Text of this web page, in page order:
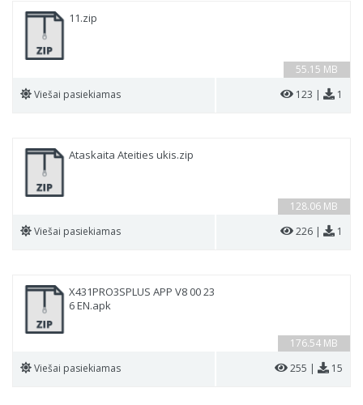
55.15 MB
11.zip
Viešai pasiekiamas 123 | 1
128.06 MB
Ataskaita Ateities ukis.zip
Viešai pasiekiamas 226 | 1
176.54 MB
X431PRO3SPLUS APP V8 00 23
6 EN.apk
Viešai pasiekiamas 255 | 15